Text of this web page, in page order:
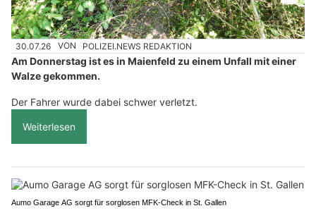
30.07.26 VON POLIZEI.NEWS REDAKTION
Am Donnerstag ist es in Maienfeld zu einem Unfall mit einer
Walze gekommen.
Der Fahrer wurde dabei schwer verletzt.
Weiterlesen
Aumo Garage AG sorgt für sorglosen MFK-Check in St. Gallen